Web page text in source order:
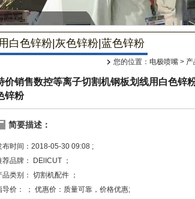
白色锌粉|灰色锌粉|蓝色锌粉
您的位置： 电极喷嘴 > 产
价销售数控等离子切割机钢板划线用白色锌
锌粉
简要描述：
布时间：2018-05-30 09:08 ;
荐品牌： DElICUT ；
品类别： 切割机配件 ；
导价： ； 优惠价：质量可靠，价格优惠;